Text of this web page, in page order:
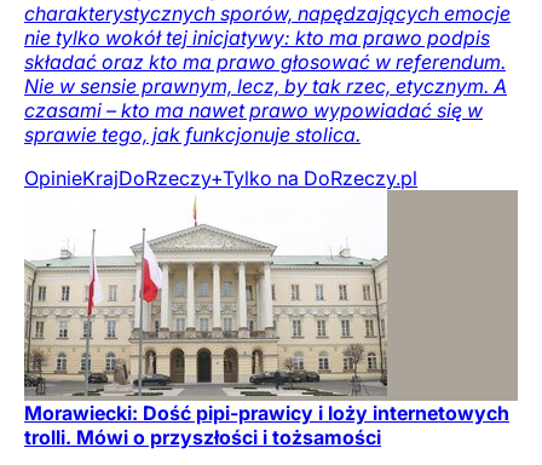
charakterystycznych sporów, napędzających emocje
nie tylko wokół tej inicjatywy: kto ma prawo podpis
składać oraz kto ma prawo głosować w referendum.
Nie w sensie prawnym, lecz, by tak rzec, etycznym. A
czasami – kto ma nawet prawo wypowiadać się w
sprawie tego, jak funkcjonuje stolica.
OpinieKrajDoRzeczy+Tylko na DoRzeczy.pl
Morawiecki: Dość pipi-prawicy i loży internetowych
trolli. Mówi o przyszłości i tożsamości